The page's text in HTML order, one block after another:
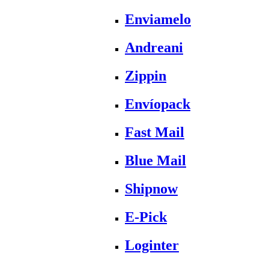
Enviamelo
Andreani
Zippin
Envíopack
Fast Mail
Blue Mail
Shipnow
E-Pick
Loginter